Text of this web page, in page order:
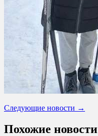
Следующие новости →
Похожие новости